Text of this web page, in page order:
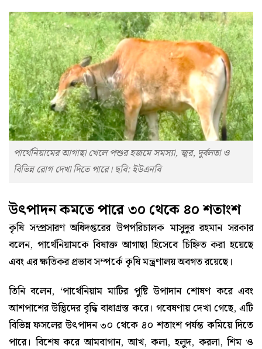
পার্থেনিয়ামের আগাছা খেলে পশুর হজমে সমস্যা, জ্বর, দুর্বলতা ও
বিভিন্ন রোগ দেখা দিতে পারে। ছবি: ইউএনবি
উৎপাদন কমতে পারে ৩০ থেকে ৪০ শতাংশ
কৃষি সম্প্রসারণ অধিদপ্তরের উপপরিচালক মাসুদুর রহমান সরকার
বলেন, পার্থেনিয়ামকে বিষাক্ত আগাছা হিসেবে চিহ্নিত করা হয়েছে
এবং এর ক্ষতিকর প্রভাব সম্পর্কে কৃষি মন্ত্রণালয় অবগত রয়েছে।
তিনি বলেন, ‘পার্থেনিয়াম মাটির পুষ্টি উপাদান শোষণ করে এবং
আশপাশের উদ্ভিদের বৃদ্ধি বাধাগ্রস্ত করে। গবেষণায় দেখা গেছে, এটি
বিভিন্ন ফসলের উৎপাদন ৩০ থেকে ৪০ শতাংশ পর্যন্ত কমিয়ে দিতে
পারে। বিশেষ করে আমবাগান, আখ, কলা, হলুদ, করলা, শিম ও